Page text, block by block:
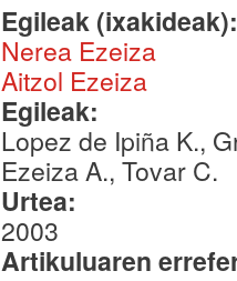
Egileak
Nerea Ezeiza
Aitzol Ezeiza
Egileak:
Lopez de Ipiña K.,
Ezeiza A., Tovar C.
Urtea:
2003
Artikuluaren